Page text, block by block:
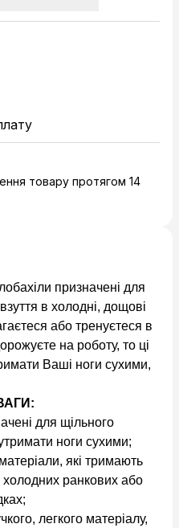
товару протягом 14
призначені для
в холодні, дощові
або тренуєтеся в
на роботу, то ці
Ваші ноги сухими,
для щільного
ноги сухими;
які тримають
холодних ранкових або
легкого матеріалу,